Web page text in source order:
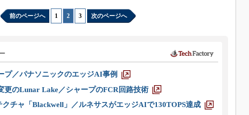
前のページへ 1 2 3 次のページへ
プ／パナソニックのエッジAI事例
更のLunar Lake／シャープのFCR回路技術
チャ「Blackwell」／ルネサスがエッジAIで130TOPS達成